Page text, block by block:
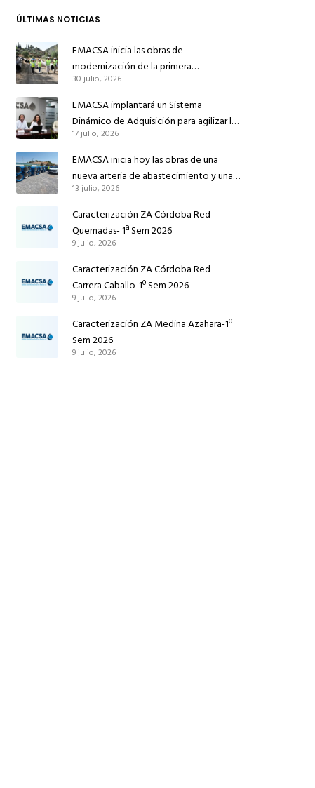
ÚLTIMAS NOTICIAS
EMACSA inicia las obras de
modernización de la primera
conducción de abastecimiento para
reforzar el suministro de agua de
Córdoba
30 julio, 2026
EMACSA implantará un Sistema
Dinámico de Adquisición para agilizar la
contratación de obras en sus redes e
instalaciones
17 julio, 2026
EMACSA inicia hoy las obras de una
nueva arteria de abastecimiento y una
red de agua no potable en Ingeniero
Ruiz de Azúa
13 julio, 2026
Caracterización ZA Córdoba Red
Quemadas- 1ª Sem 2026
9 julio, 2026
Caracterización ZA Córdoba Red
Carrera Caballo-1º Sem 2026
9 julio, 2026
Caracterización ZA Medina Azahara-1º
Sem 2026
9 julio, 2026